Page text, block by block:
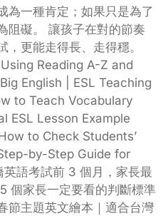
為一種肯定；如果只是為了
阻礙。 讓孩子在對的節奏
更能走得長、走得穩。
Reading A-Z and
English | ESL Teaching
to Teach Vocabulary
ESL Lesson Example
to Check Students’
by-Step Guide for
語考試前 3 個月，家長最
個家長一定要看的判斷標準
主題英文繪本｜適合台灣